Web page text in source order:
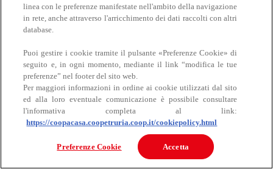
Carne
Carne
Bovino
linea con le preferenze manifestate nell'ambito della navigazione
in rete, anche attraverso l'arricchimento dei dati raccolti con altri
database.
Puoi gestire i cookie tramite il pulsante «Preferenze Cookie» di
seguito e, in ogni momento, mediante il link “modifica le tue
preferenze” nel footer del sito web.
Per maggiori informazioni in ordine ai cookie utilizzati dal sito
ed alla loro eventuale comunicazione è possibile consultare
l'informativa completa al link:
https://coopacasa.coopetruria.coop.it/cookiepolicy.html
Preferenze Cookie Accetta